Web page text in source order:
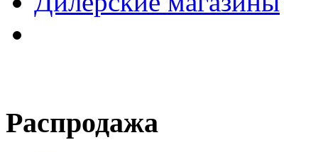
Распродажа